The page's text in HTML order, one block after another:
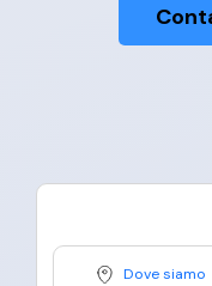
Dove siamo